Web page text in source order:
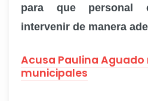
para que personal
intervenir de manera
Acusa Paulina Aguado
municipales